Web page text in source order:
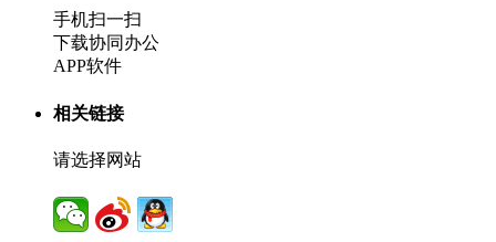
手机扫一扫
下载协同办公
APP软件
相关链接
请选择网站